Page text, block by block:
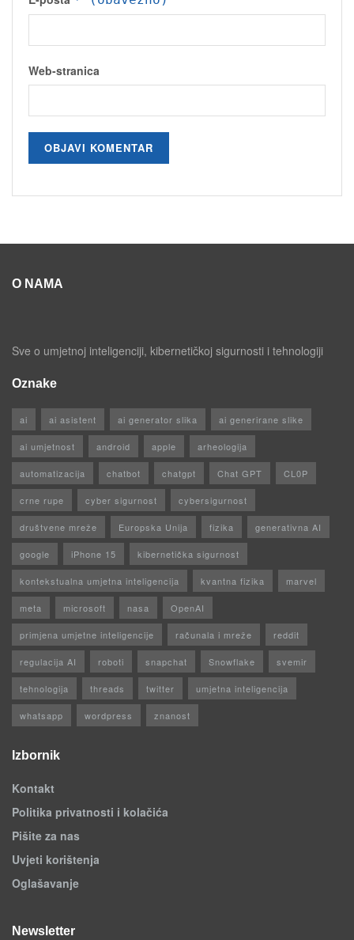
Web-stranica
O NAMA
Sve o umjetnoj inteligenciji, kibernetičkoj sigurnosti i tehnologiji
Oznake
ai ai asistent ai generator slika ai generirane slike
ai umjetnost android apple arheologija
automatizacija chatbot chatgpt Chat GPT CL0P
crne rupe cyber sigurnost cybersigurnost
društvene mreže Europska Unija fizika generativna AI
google iPhone 15 kibernetička sigurnost
kontekstualna umjetna inteligencija kvantna fizika marvel
meta microsoft nasa OpenAI
primjena umjetne inteligencije računala i mreže reddit
regulacija AI roboti snapchat Snowflake svemir
tehnologija threads twitter umjetna inteligencija
whatsapp wordpress znanost
Izbornik
Kontakt
Politika privatnosti i kolačića
Pišite za nas
Uvjeti korištenja
Oglašavanje
Newsletter